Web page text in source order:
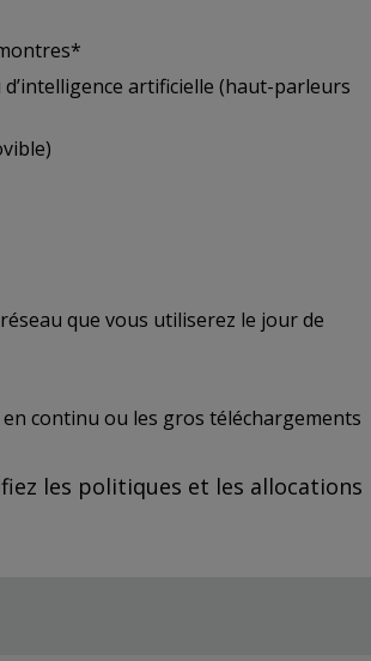
artificielle (haut-parleurs
que vous utiliserez le jour de
continu ou les gros téléchargements
les politiques et les allocations